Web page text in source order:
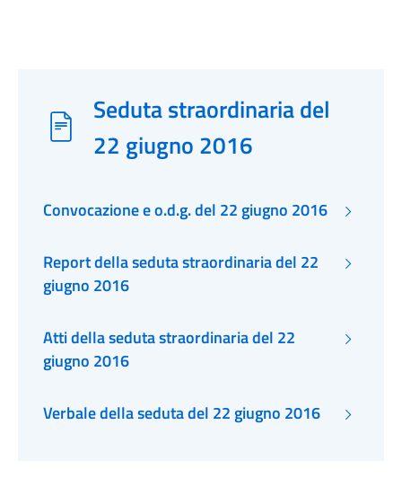
Seduta straordinaria del
22 giugno 2016
Convocazione e o.d.g. del 22 giugno 2016
Report della seduta straordinaria del 22
giugno 2016
Atti della seduta straordinaria del 22
giugno 2016
Verbale della seduta del 22 giugno 2016